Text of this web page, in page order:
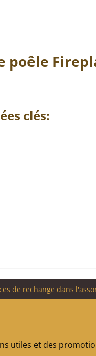
poêle
clés:
de rechange dans
utiles et des